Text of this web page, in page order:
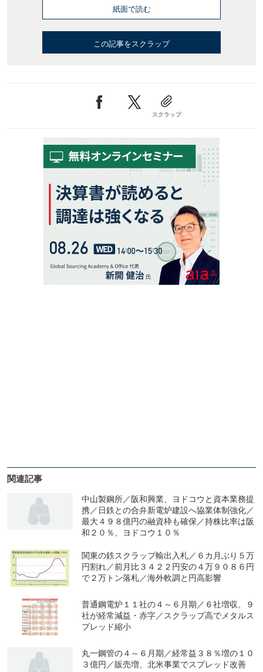
紙面で読む
この記事をスクラップ
スクラップ
関連記事
中山製鋼所／阪和興業、ヨドコウと資本業務提
携／日鉄との合弁新電炉建設へ協業体制強化／
最大４９８億円の融資枠も確保／持株比率は阪
和２０％、ヨドコウ１０％
関東の鉄スクラップ輸出入札／６カ月ぶり５万
円割れ／前月比３４２２円安の４万９０８６円
で２万トン落札／海外軟調と円高影響
普通鋼電炉１１社の４～６月期／６社増収、９
社が経常減益・赤字／スクラップ高でメタルス
プレッド縮小
丸一鋼管の４～６月期／経常益３８％増の１０
３億円／販売増、北米事業でスプレッド改善